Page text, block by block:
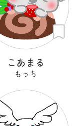
こあまる
もっち